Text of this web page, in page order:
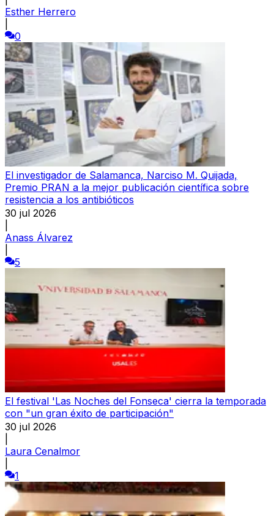
Esther Herrero
0
El investigador de Salamanca, Narciso M. Quijada,
Premio PRAN a la mejor publicación científica sobre
resistencia a los antibióticos
30 jul 2026
Anass Álvarez
5
El festival 'Las Noches del Fonseca' cierra la temporada
con "un gran éxito de participación"
30 jul 2026
Laura Cenalmor
1